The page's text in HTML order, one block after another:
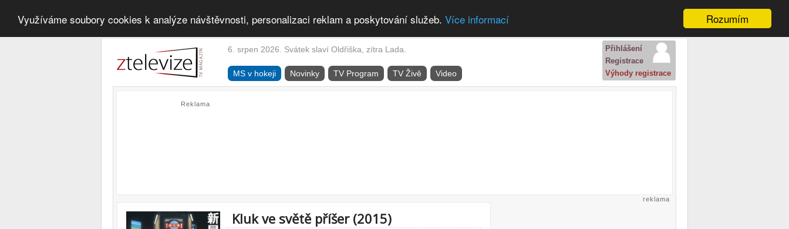
Rozumím
Využíváme soubory cookies k analýze návštěvnosti, personalizaci reklam a poskytování služeb. Více informací
6. srpen 2026. Svátek slaví Oldřiška, zítra Lada.
MS v hokeji Novinky TV Program TV Živě Video
Přihlášení
Registrace
Výhody registrace
Reklama
reklama
Kluk ve světě příšer (2015)